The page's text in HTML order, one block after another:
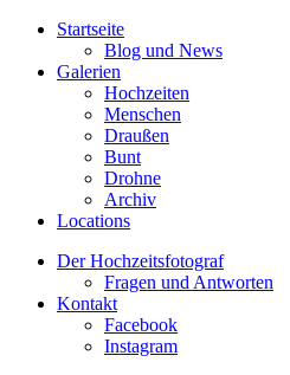
Startseite
Blog und News
Galerien
Hochzeiten
Menschen
Draußen
Bunt
Drohne
Archiv
Locations
Der Hochzeitsfotograf
Fragen und Antworten
Kontakt
Facebook
Instagram